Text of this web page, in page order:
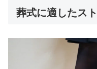
葬式に適したス